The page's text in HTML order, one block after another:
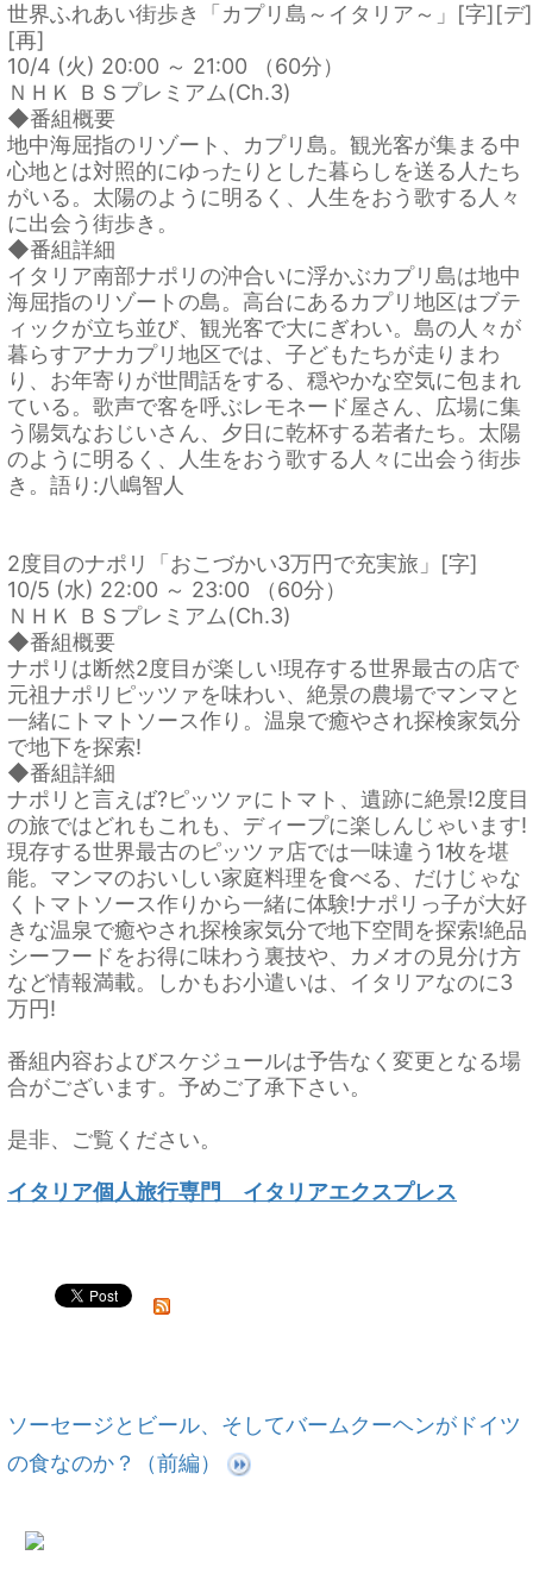
世界ふれあい街歩き「カプリ島～イタリア～」[字][デ]
[再]
10/4 (火) 20:00 ～ 21:00 （60分）
ＮＨＫ ＢＳプレミアム(Ch.3)
◆番組概要
地中海屈指のリゾート、カプリ島。観光客が集まる中
心地とは対照的にゆったりとした暮らしを送る人たち
がいる。太陽のように明るく、人生をおう歌する人々
に出会う街歩き。
◆番組詳細
イタリア南部ナポリの沖合いに浮かぶカプリ島は地中
海屈指のリゾートの島。高台にあるカプリ地区はブテ
ィックが立ち並び、観光客で大にぎわい。島の人々が
暮らすアナカプリ地区では、子どもたちが走りまわ
り、お年寄りが世間話をする、穏やかな空気に包まれ
ている。歌声で客を呼ぶレモネード屋さん、広場に集
う陽気なおじいさん、夕日に乾杯する若者たち。太陽
のように明るく、人生をおう歌する人々に出会う街歩
き。語り:八嶋智人
2度目のナポリ「おこづかい3万円で充実旅」[字]
10/5 (水) 22:00 ～ 23:00 （60分）
ＮＨＫ ＢＳプレミアム(Ch.3)
◆番組概要
ナポリは断然2度目が楽しい!現存する世界最古の店で
元祖ナポリピッツァを味わい、絶景の農場でマンマと
一緒にトマトソース作り。温泉で癒やされ探検家気分
で地下を探索!
◆番組詳細
ナポリと言えば?ピッツァにトマト、遺跡に絶景!2度目
の旅ではどれもこれも、ディープに楽しんじゃいます!
現存する世界最古のピッツァ店では一味違う1枚を堪
能。マンマのおいしい家庭料理を食べる、だけじゃな
くトマトソース作りから一緒に体験!ナポリっ子が大好
きな温泉で癒やされ探検家気分で地下空間を探索!絶品
シーフードをお得に味わう裏技や、カメオの見分け方
など情報満載。しかもお小遣いは、イタリアなのに3
万円!
番組内容およびスケジュールは予告なく変更となる場
合がございます。予めご了承下さい。
是非、ご覧ください。
イタリア個人旅行専門 イタリアエクスプレス
ソーセージとビール、そしてバームクーヘンがドイツ
の食なのか？（前編）